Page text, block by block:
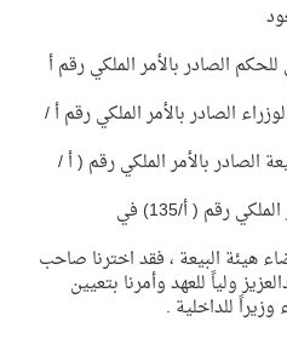
الصادر بالأمر الملكي رقم أ
الصادر بالأمر الملكي رقم أ /
الصادر بالأمر الملكي رقم ( أ /
وبناء على البند ( ثالثاً ) من الأمر الملكي رقم ( أ/135) في
هيئة البيعة ، فقد اخترنا صاحب
ولياً للعهد وأمرنا بتعيين
للداخلية .